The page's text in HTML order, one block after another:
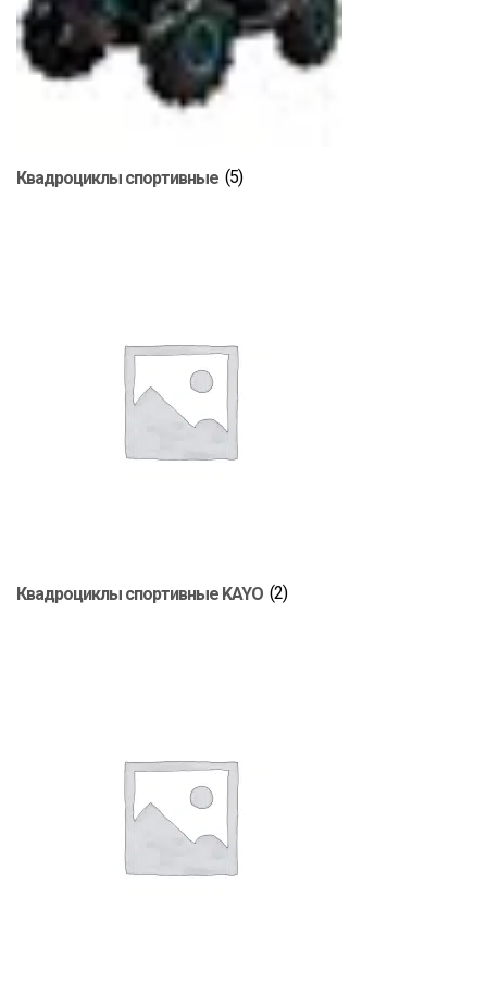
Квадроциклы спортивные (5)
Квадрoциклы спортивные KAYO (2)